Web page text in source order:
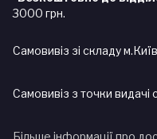
3000 грн.
Самовивіз зі складу
Самовивіз з точки видачі